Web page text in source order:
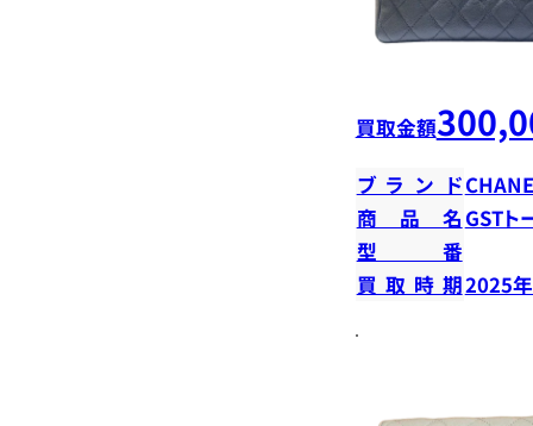
買取金額
ブランド
商品名 GSTト
型番
買取時期2025